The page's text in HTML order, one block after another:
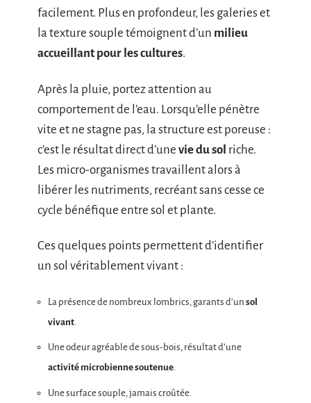
facilement. Plus en profondeur, les galeries et
la texture souple témoignent d’un milieu
accueillant pour les cultures.
Après la pluie, portez attention au
comportement de l’eau. Lorsqu’elle pénètre
vite et ne stagne pas, la structure est poreuse :
c’est le résultat direct d’une vie du sol riche.
Les micro-organismes travaillent alors à
libérer les nutriments, recréant sans cesse ce
cycle bénéfique entre sol et plante.
Ces quelques points permettent d’identifier
un sol véritablement vivant :
La présence de nombreux lombrics, garants d’un sol
vivant
Une odeur agréable de sous-bois, résultat d’une
activité microbienne soutenue.
Une surface souple, jamais croûtée.